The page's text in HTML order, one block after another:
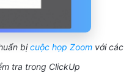
bịcuộc họp Zoom với các
tra trong ClickUp